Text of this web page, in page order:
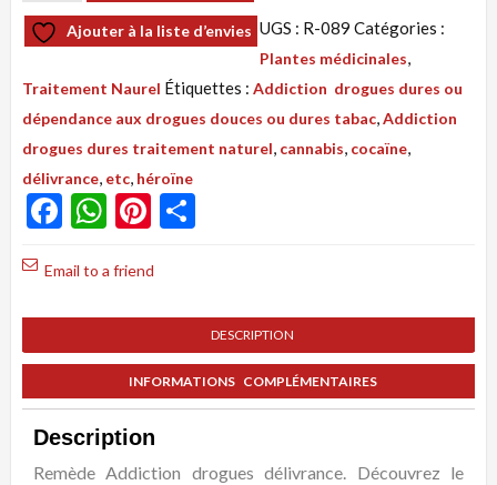
de
Remède
Addiction
drogues
dures
traitement
délivrance
Ajouter à la liste d’envies UGS : R-089 Catégories :
Plantes médicinales,
Traitement Naurel Étiquettes : Addiction drogues dures ou
dépendance aux drogues douces ou dures tabac,Addiction
drogues dures traitement naturel, cannabis, cocaïne,
délivrance, etc, héroïne
Facebook
WhatsApp
Pinterest
Email to a friend
DESCRIPTION
INFORMATIONS COMPLÉMENTAIRES
Description
Remède Addiction drogues délivrance. Découvrez le